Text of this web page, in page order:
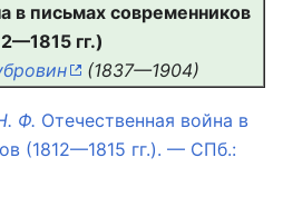
в письмах современников
гг.)
(1837—1904)
Ф. Отечественная война в
(1812—1815 гг.). — СПб.: